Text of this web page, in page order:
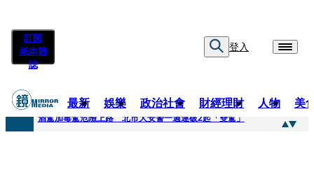
訂閱
紙本雜
誌
登入
最新 娛樂 政治社會 財經理財 人物 美
快訊
酒駕加毒駕危險上路 北市大安警一週連破2起「雙駕」